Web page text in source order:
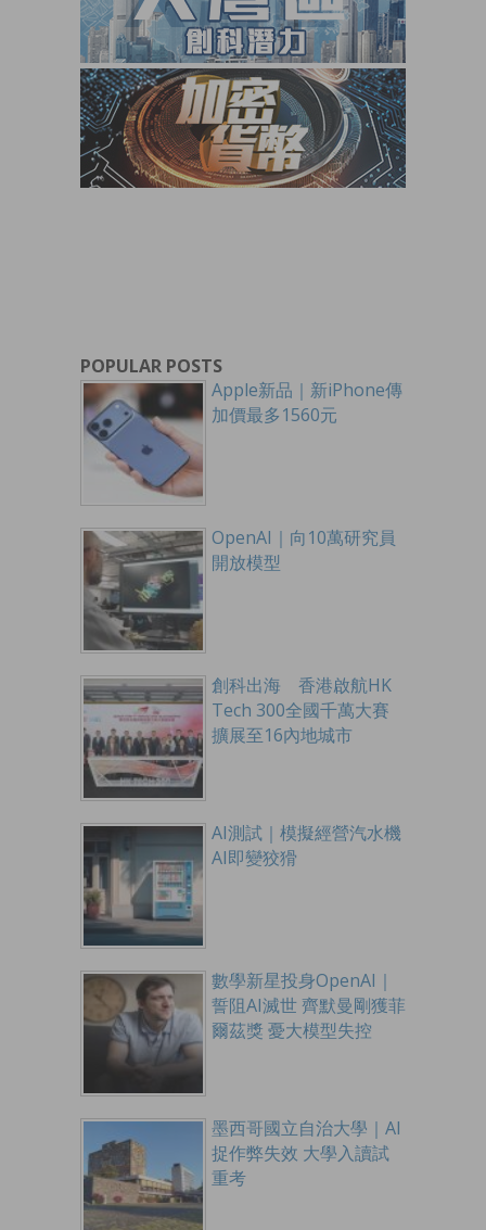
POPULAR POSTS
Apple新品｜新iPhone傳
加價最多1560元
OpenAI｜向10萬研究員
開放模型
創科出海 香港啟航HK
Tech 300全國千萬大賽
擴展至16內地城市
AI測試｜模擬經營汽水機
AI即變狡猾
數學新星投身OpenAI｜
誓阻AI滅世 齊默曼剛獲菲
爾茲獎 憂大模型失控
墨西哥國立自治大學｜AI
捉作弊失效 大學入讀試
重考